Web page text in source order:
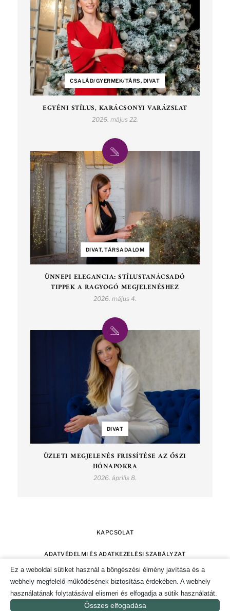
CSALÁD/GYERMEK/TÁRS, DIVAT
EGYÉNI STÍLUS, KARÁCSONYI VARÁZSLAT
2026. május 22.
DIVAT, TÁRSADALOM
ÜNNEPI ELEGANCIA: STÍLUSTANÁCSADÓ
TIPPEK A RAGYOGÓ MEGJELENÉSHEZ
2026. május 4.
DIVAT
ÜZLETI MEGJELENÉS FRISSÍTÉSE AZ ŐSZI
HÓNAPOKRA
2026. április 8.
KAPCSOLAT
ADATVÉDELMI ÉS ADATKEZELÉSI SZABÁLYZAT
IMPRESSZUM
SÜTI TÁJÉKOZTATÓ ÉS HOZZÁJÁRULÁS KEZELÉSE
Ez a weboldal sütiket használ a böngészési élmény javítása és a
webhely megfelelő működésének biztosítása érdekében. A webhely
használatának folytatásával elismeri és elfogadja a sütik használatát.
Összes elfogadása